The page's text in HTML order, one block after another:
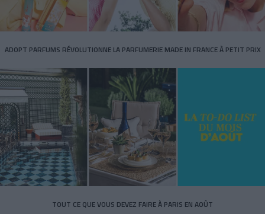
ADOPT PARFUMS RÉVOLUTIONNE LA PARFUMERIE MADE IN FRANCE À PETIT PRIX
TOUT CE QUE VOUS DEVEZ FAIRE À PARIS EN AOÛT